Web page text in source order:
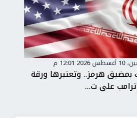
12:01 م
بمضيق هرمز.. وتعتبرها ورقة
على ت...